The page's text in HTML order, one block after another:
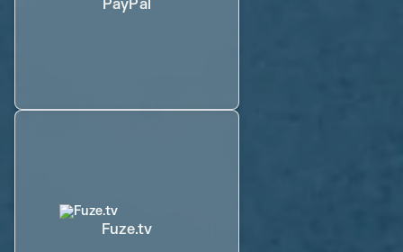
PayPal
Fuze.tv